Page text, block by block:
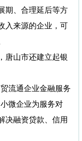
期、合理延后等方
入来源的企业，可
唐山市还建立起银
流通企业金融服务
微企业为服务对
决融资贷款、信用